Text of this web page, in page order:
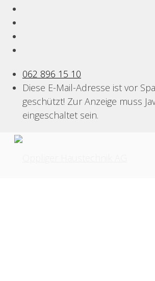
062 896 15 10
Diese E-Mail-Adresse ist vor
geschützt! Zur Anzeige muss
eingeschaltet sein.